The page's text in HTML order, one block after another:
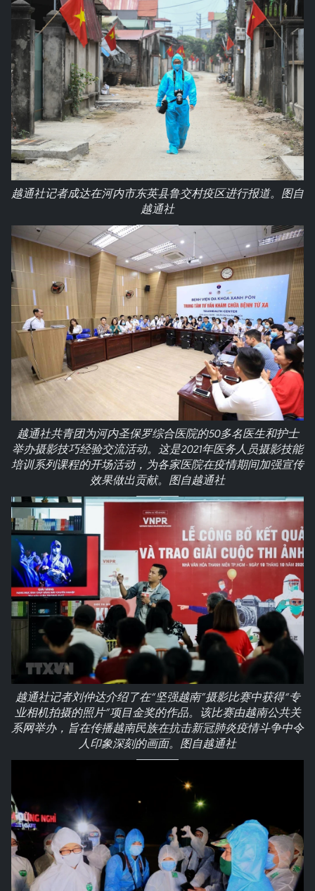
越通社记者成达在河内市东英县鲁交村疫区进行报道。图自
越通社
越通社共青团为河内圣保罗综合医院的50多名医生和护士
举办摄影技巧经验交流活动。这是2021年医务人员摄影技能
培训系列课程的开场活动，为各家医院在疫情期间加强宣传
效果做出贡献。图自越通社
越通社记者刘仲达介绍了在“坚强越南”摄影比赛中获得“专
业相机拍摄的照片”项目金奖的作品。该比赛由越南公共关
系网举办，旨在传播越南民族在抗击新冠肺炎疫情斗争中令
人印象深刻的画面。图自越通社